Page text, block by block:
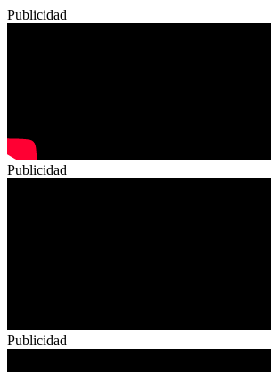
Publicidad
Publicidad
Publicidad